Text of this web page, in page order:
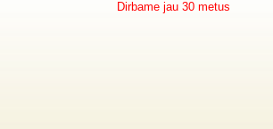
Dirbame jau 30 metus